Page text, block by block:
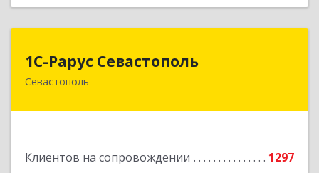
1С-Рарус Севастополь
Севастополь
Клиентов на сопровождении 1297
299011, Севастополь г, Кулакова ул, дом № 58